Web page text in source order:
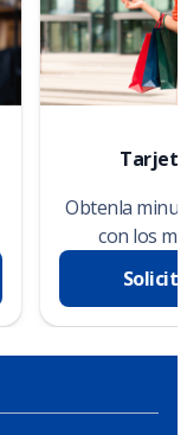
Obtenla
con los